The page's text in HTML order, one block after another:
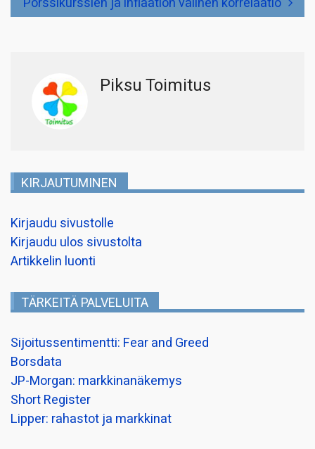
Piksu Toimitus
KIRJAUTUMINEN
Kirjaudu sivustolle
Kirjaudu ulos sivustolta
Artikkelin luonti
TÄRKEITÄ PALVELUITA
Sijoitussentimentti: Fear and Greed
Borsdata
JP-Morgan: markkinanäkemys
Short Register
Lipper: rahastot ja markkinat